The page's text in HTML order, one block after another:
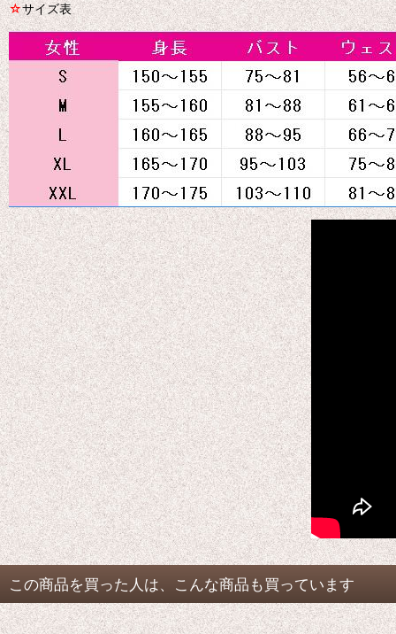
☆サイズ表
この商品を買った人は、こんな商品も買っています